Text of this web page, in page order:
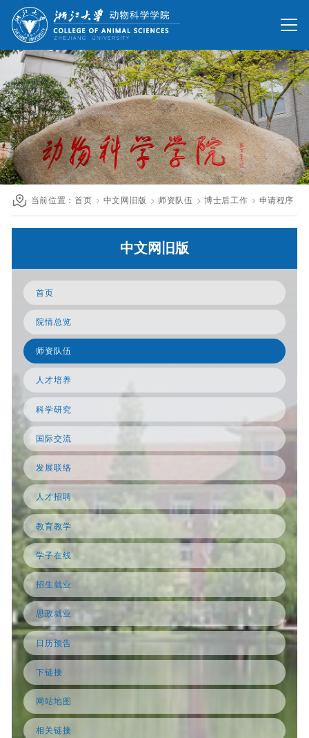
网站首页
院情总览
师资队伍
人才培养
科学研究
国际交流
发展联络
英文网站
旧版回顾
当前位置：首页 中文网旧版 师资队伍 博士后工作 申请程序
中文网旧版
首页
院情总览
师资队伍
人才培养
科学研究
国际交流
发展联络
人才招聘
教育教学
学子在线
招生就业
思政就业
日历预告
下链接
网站地图
相关链接